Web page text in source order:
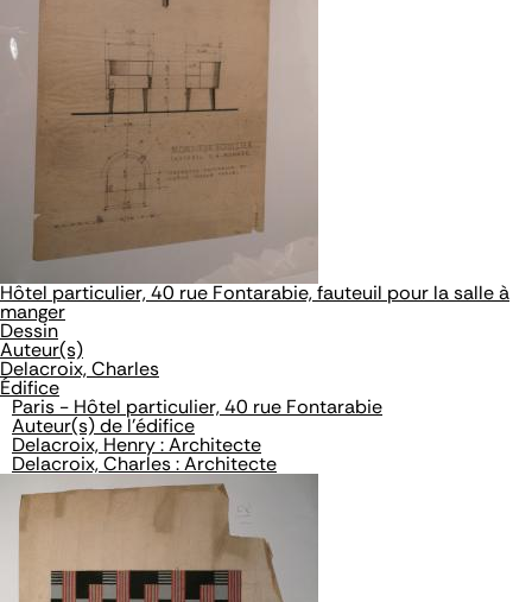
Hôtel particulier, 40 rue Fontarabie, fauteuil pour la salle à
manger
Dessin
Auteur(s)
Delacroix, Charles
Édifice
Paris - Hôtel particulier, 40 rue Fontarabie
Auteur(s) de l'édifice
Delacroix, Henry : Architecte
Delacroix, Charles : Architecte